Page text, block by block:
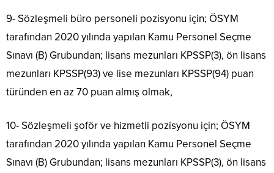
9- Sözleşmeli büro personeli pozisyonu için; ÖSYM
tarafından 2020 yılında yapılan Kamu Personel Seçme
Sınavı (B) Grubundan; lisans mezunları KPSSP(3), ön lisans
mezunları KPSSP(93) ve lise mezunları KPSSP(94) puan
türünden en az 70 puan almış olmak,
10- Sözleşmeli şoför ve hizmetli pozisyonu için; ÖSYM
tarafından 2020 yılında yapılan Kamu Personel Seçme
Sınavı (B) Grubundan; lisans mezunları KPSSP(3), ön lisans